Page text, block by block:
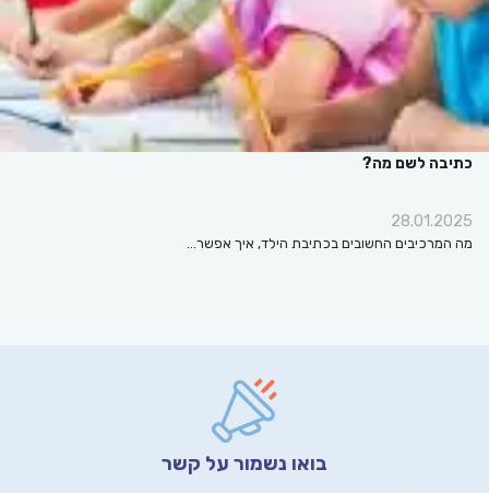
כתיבה לשם מה?
28.01.2025
מה המרכיבים החשובים בכתיבת הילד, איך אפשר…
בואו נשמור על קשר